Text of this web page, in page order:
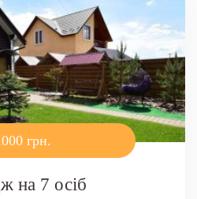
грн.
на 7 осіб